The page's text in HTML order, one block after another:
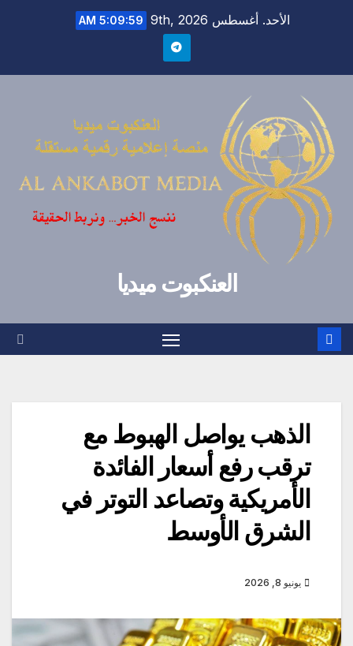
الأحد. أغسطس 9th, 2026 5:09:59 AM
العنكبوت ميديا
الذهب يواصل الهبوط مع
ترقب رفع أسعار الفائدة
الأمريكية وتصاعد التوتر في
الشرق الأوسط
يونيو 8, 2026